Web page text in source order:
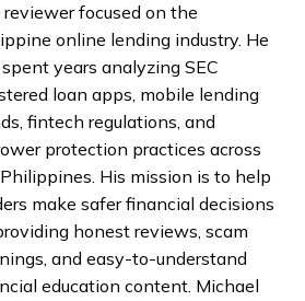
focused on the
online lending industry. He
years analyzing SEC
loan apps, mobile lending
fintech regulations, and
protection practices across
His mission is to help
make safer financial decisions
honest reviews, scam
and easy-to-understand
education content. Michael